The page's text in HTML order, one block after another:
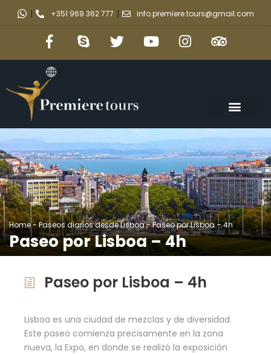
| +351 969 362 777 | info.premiere.tours@gmail.com
Home-Paseos diarios desde Lisboa-Paseo por Lisboa – 4h
Paseo por Lisboa – 4h
Paseo por Lisboa – 4h
Lisboa es una ciudad de mezclas y de diversidad.
Este paseo comienza precisamente en la zona
nueva, la Expo, en donde se realizó la exposición